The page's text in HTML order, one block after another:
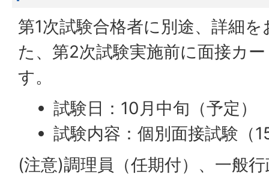
第1次試験合格者に別途、詳細
た、第2次試験実施前に面接カ
す。
試験日：10月中旬（予定）
試験内容：個別面接試験（
(注意)調理員（任期付）、一般